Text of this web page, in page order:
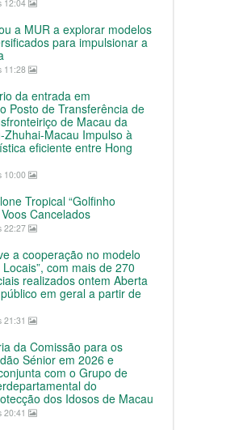
12:04
a MUR a explorar modelos
para impulsionar a
11:28
da entrada em
Posto de Transferência de
de Macau da
Zhuhai-Macau Impulso à
eficiente entre Hong
10:00
Tropical “Golfinho
Cancelados
22:27
a cooperação no modelo
com mais de 270
realizados ontem Aberta
em geral a partir de
21:31
da Comissão para os
Sénior em 2026 e
com o Grupo de
do
dos Idosos de Macau
20:41